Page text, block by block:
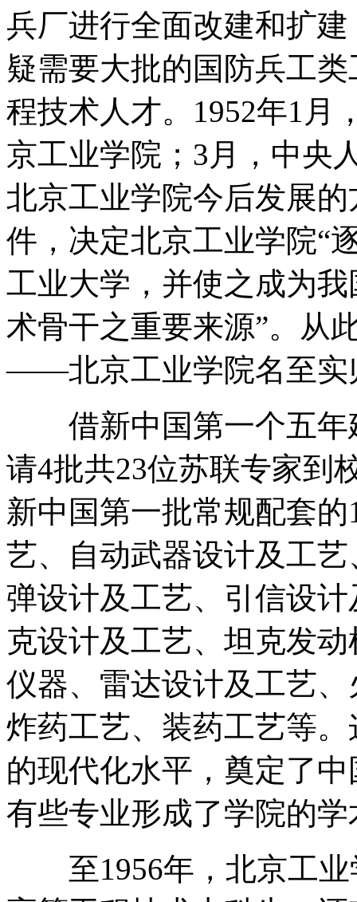
兵厂进行全面改建和扩
疑需要大批的国防兵工
程技术人才。1952年1月
京工业学院；3月，中央
北京工业学院今后发展
件，决定北京工业学院“
工业大学，并使之成为
术骨干之重要来源”。从
——北京工业学院名至实
借新中国第一个五年
请4批共23位苏联专家到
新中国第一批常规配套
艺、自动武器设计及工
弹设计及工艺、引信设
克设计及工艺、坦克发
仪器、雷达设计及工艺
炸药工艺、装药工艺等
的现代化水平，奠定了
有些专业形成了学院的
至1956年，北京工业